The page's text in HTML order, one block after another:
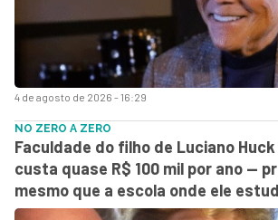
4 de agosto de 2026 - 16:29
NO ZERO A ZERO
Faculdade do filho de Luciano
custa quase R$ 100 mil por ano —
mesmo que a escola onde ele